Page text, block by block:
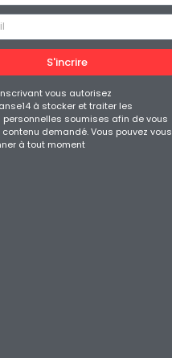
S'incrire
vous autorisez
à stocker et traiter les
personnelles soumises afin de vous
demandé. Vous pouvez vous
à tout moment